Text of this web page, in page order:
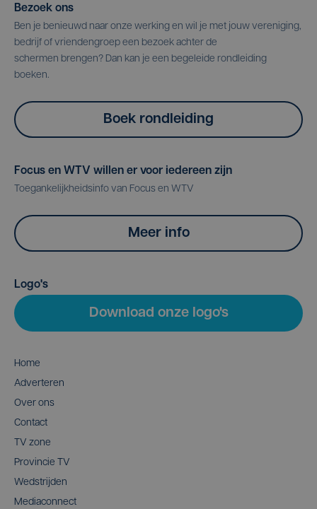
Bezoek ons
Ben je benieuwd naar onze werking en wil je met jouw vereniging,
bedrijf of vriendengroep een bezoek achter de
schermen brengen? Dan kan je een begeleide rondleiding
boeken.
Boek rondleiding
Focus en WTV willen er voor iedereen zijn
Toegankelijkheidsinfo van Focus en WTV
Meer info
Logo's
Download onze logo's
Home
Adverteren
Over ons
Contact
TV zone
Provincie TV
Wedstrijden
Mediaconnect